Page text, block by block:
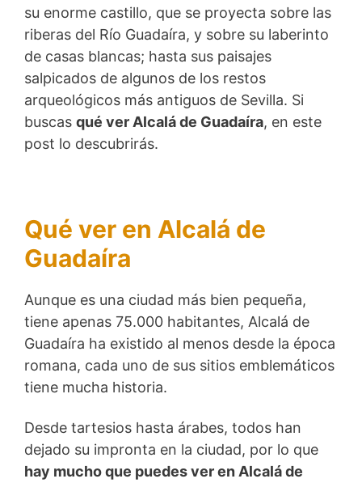
su enorme castillo, que se proyecta sobre las
riberas del Río Guadaíra, y sobre su laberinto
de casas blancas; hasta sus paisajes
salpicados de algunos de los restos
arqueológicos más antiguos de Sevilla. Si
buscas qué ver Alcalá de Guadaíra, en este
post lo descubrirás.
Qué ver en Alcalá de
Guadaíra
Aunque es una ciudad más bien pequeña,
tiene apenas 75.000 habitantes, Alcalá de
Guadaíra ha existido al menos desde la época
romana, cada uno de sus sitios emblemáticos
tiene mucha historia.
Desde tartesios hasta árabes, todos han
dejado su impronta en la ciudad, por lo que
hay mucho que puedes ver en Alcalá de